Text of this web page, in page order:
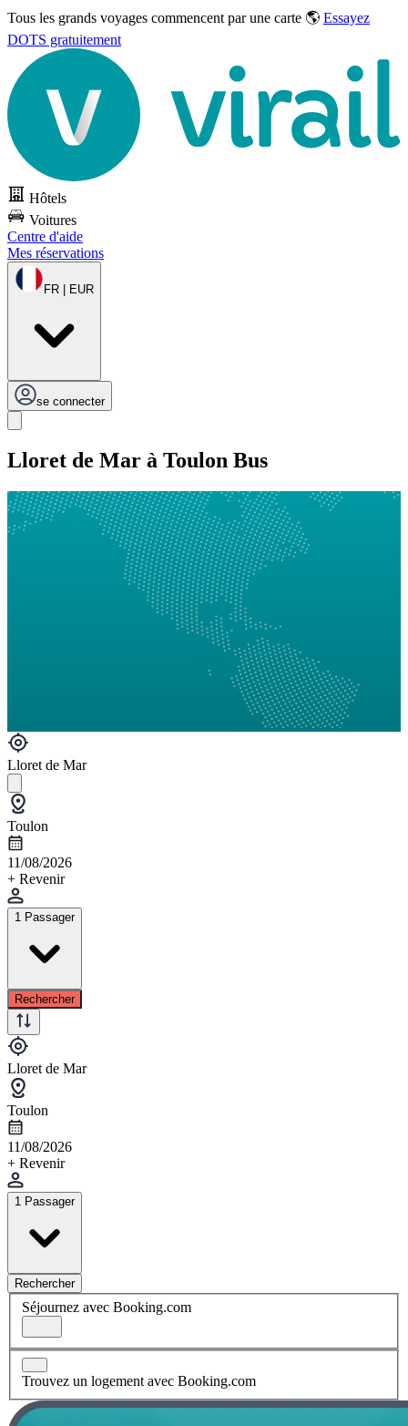
Tous les grands voyages commencent par une carte 🌎 Essayez
DOTS gratuitement
Hôtels
Voitures
Centre d'aide
Mes réservations
FR | EUR
se connecter
Lloret de Mar à Toulon Bus
Lloret de Mar
Toulon
11/08/2026
+ Revenir
1 Passager
Rechercher
Lloret de Mar
Toulon
11/08/2026
+ Revenir
1 Passager
Rechercher
Séjournez avec Booking.com
Trouvez un logement avec Booking.com